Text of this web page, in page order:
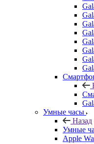
Умные часы
Назад
Умные
Apple